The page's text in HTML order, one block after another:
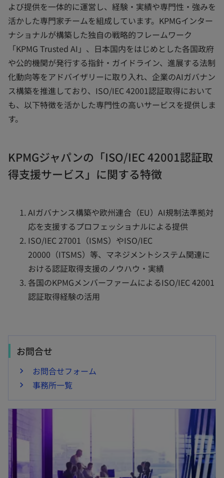
よび提供を一体的に運営し、経験・実績や専門性・強みを
活かした専門家チームを組成しています。KPMGインター
ナショナルが構築した独自の戦略的フレームワーク
「KPMG Trusted AI」、日本国内をはじめとした各国政府
や公的機関が発行する指針・ガイドライン、進展する法制
化動向等をアドバイザリーに取り入れ、企業のAIガバナン
ス構築を推進しており、ISO/IEC 42001認証取得において
も、以下特徴を活かした専門性の高いサービスを提供しま
す。
KPMGジャパンの「ISO/IEC 42001認証取
得支援サービス」に関する特徴
AIガバナンス構築や欧州連合（EU）AI規制法準拠対
応を支援するプロフェッショナルによる提供
ISO/IEC 27001（ISMS）やISO/IEC
20000（ITSMS）等、マネジメントシステム関連に
おける認証取得支援のノウハウ・実績
各国のKPMGメンバーファームによるISO/IEC 42001
認証取得経験の活用
お問合せ
お問合せフォーム
事務所一覧
新しいタブで開く